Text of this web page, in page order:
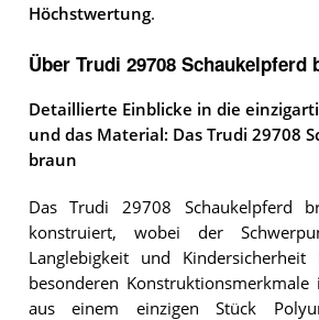
Höchstwertung.
Über Trudi 29708 Schaukelpferd
Detaillierte Einblicke in die
und das Material: Das Trudi 29708
braun
Das Trudi 29708 Schaukelpferd
konstruiert, wobei der
Langlebigkeit und
besonderen
aus einem einzigen Stück